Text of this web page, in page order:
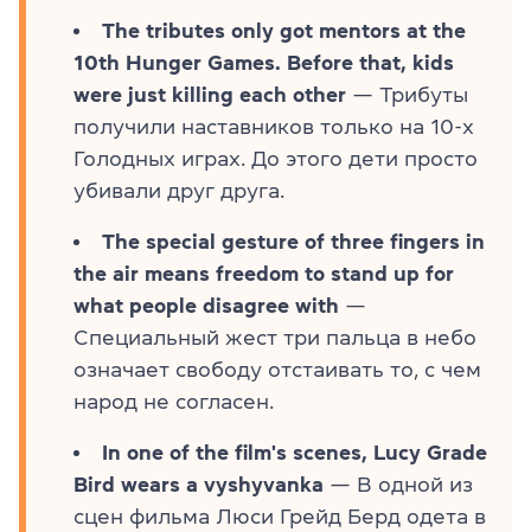
The tributes only got mentors at the
10th Hunger Games. Before that, kids
were just killing each other — Трибуты
получили наставников только на 10-х
Голодных играх. До этого дети просто
убивали друг друга.
The special gesture of three fingers in
the air means freedom to stand up for
what people disagree with —
Специальный жест три пальца в небо
означает свободу отстаивать то, с чем
народ не согласен.
In one of the film's scenes, Lucy Grade
Bird wears a vyshyvanka — В одной из
сцен фильма Люси Грейд Берд одета в